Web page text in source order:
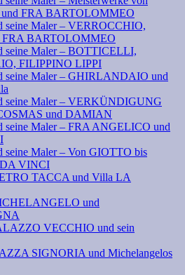
FRA BARTOLOMMEO
seine Maler – VERROCCHIO,
BARTOLOMMEO
seine Maler – BOTTICELLI,
FILIPPINO LIPPI
seine Maler – GHIRLANDAIO und
seine Maler – VERKÜNDIGUNG
und DAMIAN
seine Maler – FRA ANGELICO und
seine Maler – Von GIOTTO bis
VINCI
TACCA und Villa LA
und
VECCHIO und sein
SIGNORIA und Michelangelos